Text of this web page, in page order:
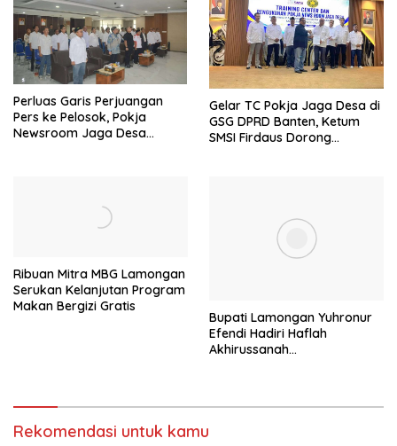
Perluas Garis Perjuangan
Pers ke Pelosok, Pokja
Newsroom Jaga Desa
Gelar TC Pokja Jaga Desa di
GSG DPRD Banten, Ketum
SMSI Firdaus Dorong
Ribuan Mitra MBG Lamongan
Serukan Kelanjutan Program
Makan Bergizi Gratis
Bupati Lamongan Yuhronur
Efendi Hadiri Haflah
Akhirussanah
Rekomendasi untuk kamu